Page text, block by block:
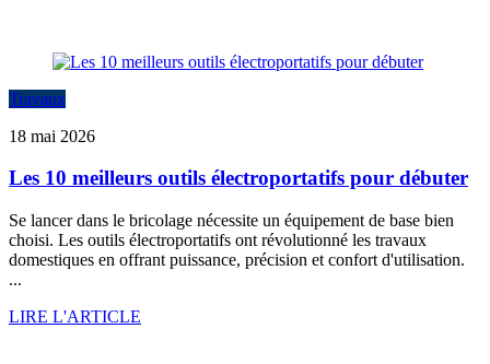
Travaux
18 mai 2026
Les 10 meilleurs outils électroportatifs pour débuter
Se lancer dans le bricolage nécessite un équipement de base bien
choisi. Les outils électroportatifs ont révolutionné les travaux
domestiques en offrant puissance, précision et confort d'utilisation.
...
LIRE L'ARTICLE